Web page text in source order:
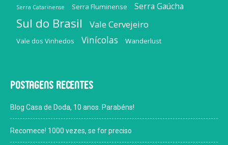
Serra Catarinense Serra Fluminense Serra Gaúcha
Sul do Brasil Vale Cervejeiro
Vale dos Vinhedos Vinícolas Wanderlust
Postagens recentes
Blog Casa de Doda, 10 anos. Parabéns!
Recomece! 1000 vezes, se for preciso